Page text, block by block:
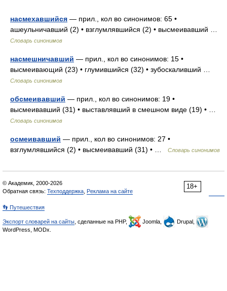
насмехавшийся — прил., кол во синонимов: 65 •
ашеульничавший (2) • взглумлявшийся (2) • высмеивавший …
Словарь синонимов
насмешничавший — прил., кол во синонимов: 15 •
высмеивающий (23) • глумившийся (32) • зубоскаливший …
Словарь синонимов
обсмеивавший — прил., кол во синонимов: 19 •
высмеивавший (31) • выставлявший в смешном виде (19) • …
Словарь синонимов
осмеивавший — прил., кол во синонимов: 27 •
взглумлявшийся (2) • высмеивавший (31) • …
Словарь синонимов
18+
© Академик, 2000-2026
Обратная связь: Техподдержка Реклама на сайте
👣 Путешествия
Экспорт словарей на сайты , сделанные на PHP, Joomla,
Drupal,
WordPress, MODx.